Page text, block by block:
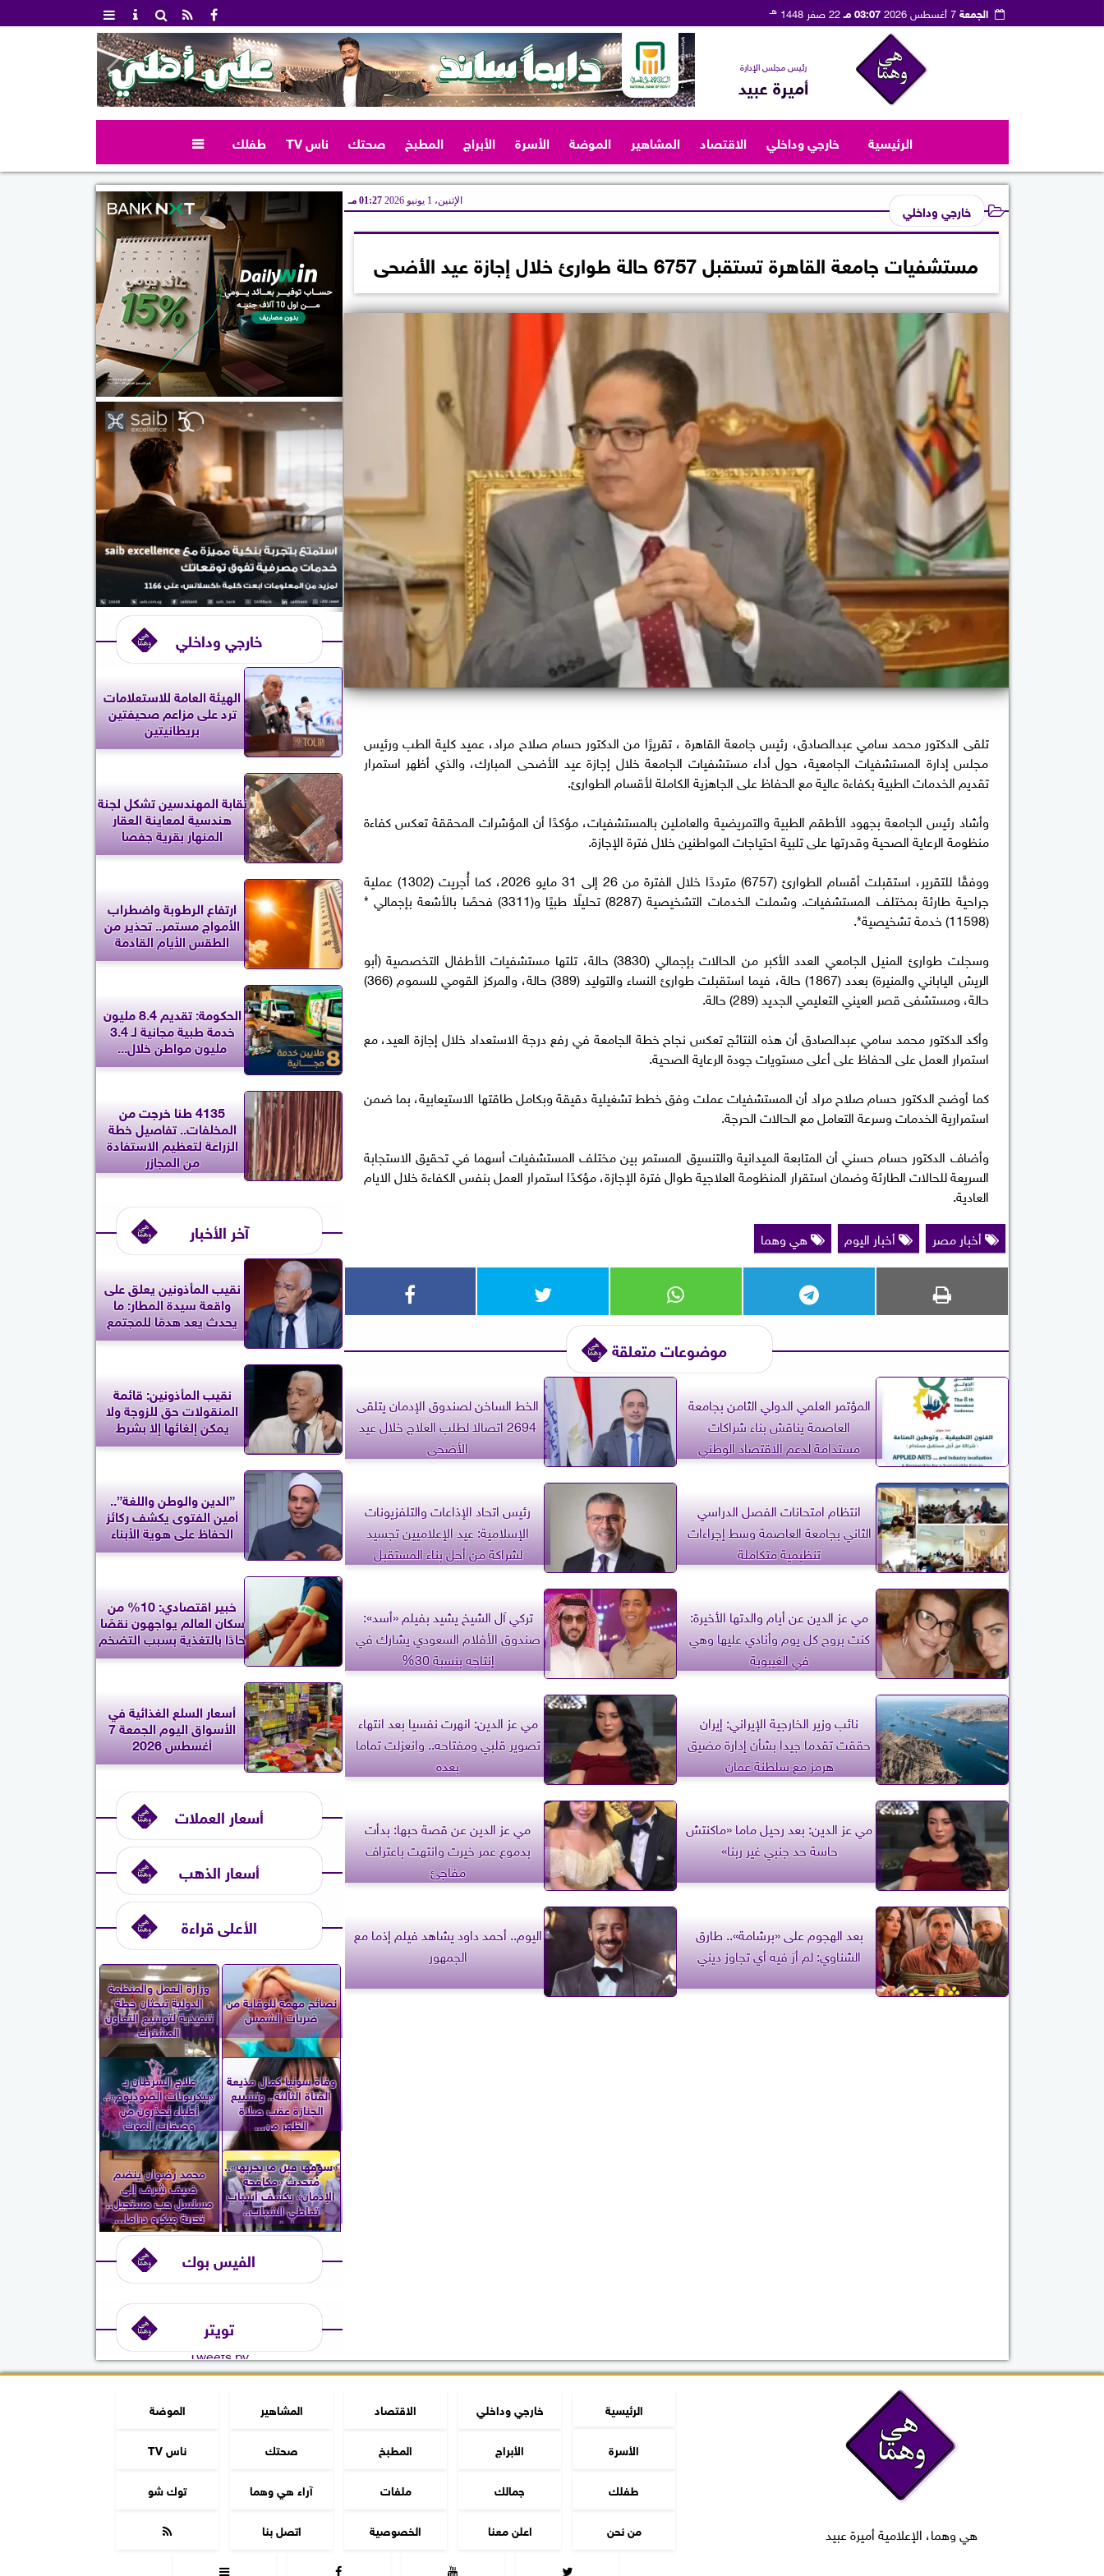
الجمعة7 أغسطس 2026 03:07 مـ 22 صفر 1448 هـ
رئيس مجلس الإدارة
أميرة عبيد
الرئيسية خارجي وداخلي الاقتصاد المشاهير الموضة الأسرة الأبراج المطبخ صحتك ناس TV طفلك 
خارجي وداخلي الإثنين، 1 يونيو 2026 01:27 مـ
مستشفيات جامعة القاهرة تستقبل 6757 حالة طوارئ خلال إجازة عيد الأضحى
تلقى الدكتور محمد سامي عبدالصادق، رئيس جامعة القاهرة ، تقريرًا من الدكتور حسام صلاح مراد، عميد كلية الطب ورئيس
مجلس إدارة المستشفيات الجامعية، حول أداء مستشفيات الجامعة خلال إجازة عيد الأضحى المبارك، والذي أظهر استمرار
تقديم الخدمات الطبية بكفاءة عالية مع الحفاظ على الجاهزية الكاملة لأقسام الطوارئ.
وأشاد رئيس الجامعة بجهود الأطقم الطبية والتمريضية والعاملين بالمستشفيات، مؤكدًا أن المؤشرات المحققة تعكس كفاءة
منظومة الرعاية الصحية وقدرتها على تلبية احتياجات المواطنين خلال فترة الإجازة.
ووفقًا للتقرير، استقبلت أقسام الطوارئ (6757) مترددًا خلال الفترة من 26 إلى 31 مايو 2026، كما أُجريت (1302) عملية
جراحية طارئة بمختلف المستشفيات. وشملت الخدمات التشخيصية (8287) تحليلًا طبيًا و(3311) فحصًا بالأشعة بإجمالي *
(11598) خدمة تشخيصية*.
وسجلت طوارئ المنيل الجامعي العدد الأكبر من الحالات بإجمالي (3830) حالة، تلتها مستشفيات الأطفال التخصصية (أبو
الريش الياباني والمنيرة) بعدد (1867) حالة، فيما استقبلت طوارئ النساء والتوليد (389) حالة، والمركز القومي للسموم (366)
حالة، ومستشفى قصر العيني التعليمي الجديد (289) حالة.
وأكد الدكتور محمد سامي عبدالصادق أن هذه النتائج تعكس نجاح خطة الجامعة في رفع درجة الاستعداد خلال إجازة العيد، مع
استمرار العمل على الحفاظ على أعلى مستويات جودة الرعاية الصحية.
كما أوضح الدكتور حسام صلاح مراد أن المستشفيات عملت وفق خطط تشغيلية دقيقة وبكامل طاقتها الاستيعابية، بما ضمن
استمرارية الخدمات وسرعة التعامل مع الحالات الحرجة.
وأضاف الدكتور حسام حسني أن المتابعة الميدانية والتنسيق المستمر بين مختلف المستشفيات أسهما في تحقيق الاستجابة
السريعة للحالات الطارئة وضمان استقرار المنظومة العلاجية طوال فترة الإجازة، مؤكدًا استمرار العمل بنفس الكفاءة خلال الايام
العادية.
أخبار مصر
أخبار اليوم هي وهما
موضوعات متعلقة
المؤتمر العلمي الدولي الثامن بجامعة
العاصمة يناقش بناء شراكات
مستدامة لدعم الاقتصاد الوطني
الخط الساخن لصندوق الإدمان يتلقى
2694 اتصالا لطلب العلاج خلال عيد
الأضحى
انتظام امتحانات الفصل الدراسي
الثاني بجامعة العاصمة وسط إجراءات
تنظيمية متكاملة
رئيس اتحاد الإذاعات والتلفزيونات
الإسلامية: عيد الإعلاميين تجسيد
لشراكة من أجل بناء المستقبل
مي عز الدين عن أيام والدتها الأخيرة:
كنت بروح كل يوم وأنادي عليها وهي
في الغيبوبة
تركي آل الشيخ يشيد بفيلم «أسد»:
صندوق الأفلام السعودي يشارك في
إنتاجه بنسبة 30%
نائب وزير الخارجية الإيراني: إيران
حققت تقدما جيدا بشأن إدارة مضيق
هرمز مع سلطنة عمان
مي عز الدين: انهرت نفسيا بعد انتهاء
تصوير قلبي ومفتاحه.. وانعزلت تماما
بعده
مي عز الدين: بعد رحيل ماما «ماكنتش
حاسة حد جنبي غير ربنا»
مي عز الدين عن قصة حبها: بدأت
بدموع عمر خيرت وانتهت باعتراف
مفاجئ
بعد الهجوم على «برشامة».. طارق
الشناوي: لم أرَ فيه أي تجاوز ديني
اليوم.. أحمد داود يشاهد فيلم إذما مع
الجمهور
خارجي وداخلي
الهيئة العامة للاستعلامات
ترد على مزاعم صحيفتين
بريطانيتين
نقابة المهندسين تشكل لجنة
هندسية لمعاينة العقار
المنهار بقرية جفصا
ارتفاع الرطوبة واضطراب
الأمواج مستمر.. تحذير من
الطقس الأيام القادمة
الحكومة: تقديم 8.4 مليون
خدمة طبية مجانية لـ 3.4
مليون مواطن خلال...
4135 طنا خرجت من
المخلفات.. تفاصيل خطة
الزراعة لتعظيم الاستفادة
من المجازر
آخر الأخبار
نقيب المأذونين يعلق على
واقعة سيدة المطار: ما
يحدث يعد هدمًا للمجتمع
نقيب المأذونين: قائمة
المنقولات حق للزوجة ولا
يمكن إلغائها إلا بشرط
”الدين والوطن واللغة”..
أمين الفتوى يكشف ركائز
الحفاظ على هوية الأبناء
خبير اقتصادي: 10% من
سكان العالم يواجهون نقصًا
حادًا بالتغذية بسبب التضخم
أسعار السلع الغذائية في
الأسواق اليوم الجمعة 7
أغسطس 2026
أسعار العملات
أسعار الذهب
الأعلى قراءة
نصائح مهمة للوقاية من
ضربات الشمس
وزارة العمل والمنظمة
الدولية تبحثان خطة
تنفيذية لتوسيع التعاون
المشترك
وفاة سونيا كمال مذيعة
القناة الثالثة.. وتشييع
الجنازة عقب صلاة
الظهر من...
علاج السرطان بـ
«بيكربونات الصوديوم»..
أطباء يُحذّرون من
وصفات الموت
«شوفها قبل ما تجربها»..
مُتحدث «مكافحة
الإدمان» يكشف أسباب
تعاطي الشباب..
ويُعلن...
محمد رضوان ينضم
ضيف شرف إلى
مسلسل حب مستحيل..
تجربة ميكرو دراما...
الفيس بوك
تويتر
Tweets by
هي وهما، الإعلامية أميرة عبيد
الرئيسية خارجي وداخلي الاقتصاد المشاهير
الموضة
الأسرة
الأبراج المطبخ صحتك
ناس TV
طفلك
جمالك ملفات آراء هي وهما
توك شو
من نحن
اعلن معنا الخصوصية اتصل بنا




